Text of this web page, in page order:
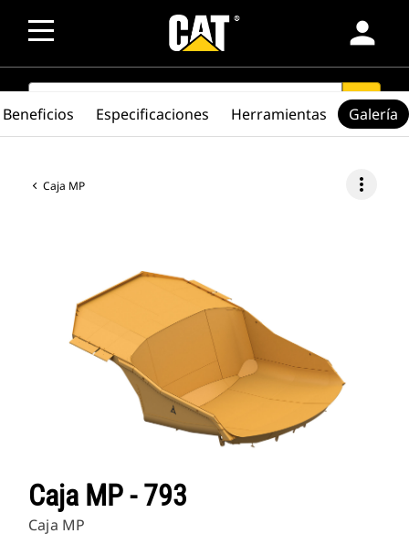
person
SEARCH search
Caja MP more_vert
Caja MP - 793
Caja MP
Beneficios Especificaciones Herramientas Galería